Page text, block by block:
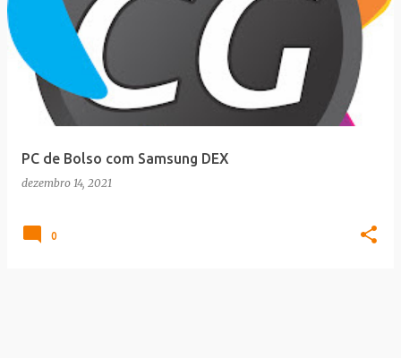
PC de Bolso com Samsung DEX
dezembro 14, 2021
0